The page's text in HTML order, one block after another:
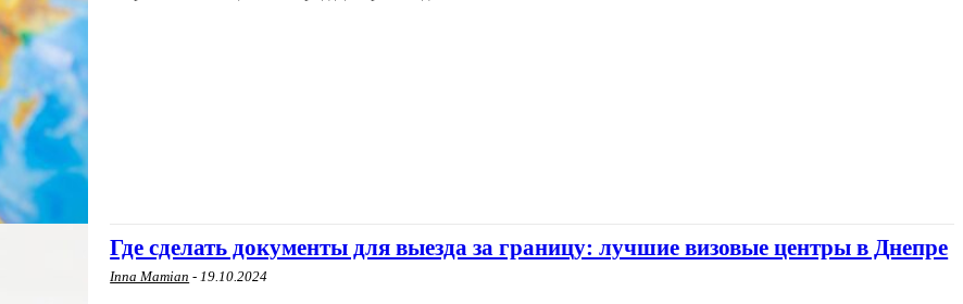
Где сделать документы для выезда за границу: лучшие визовые центры в Днепре
Inna Mamian - 19.10.2024